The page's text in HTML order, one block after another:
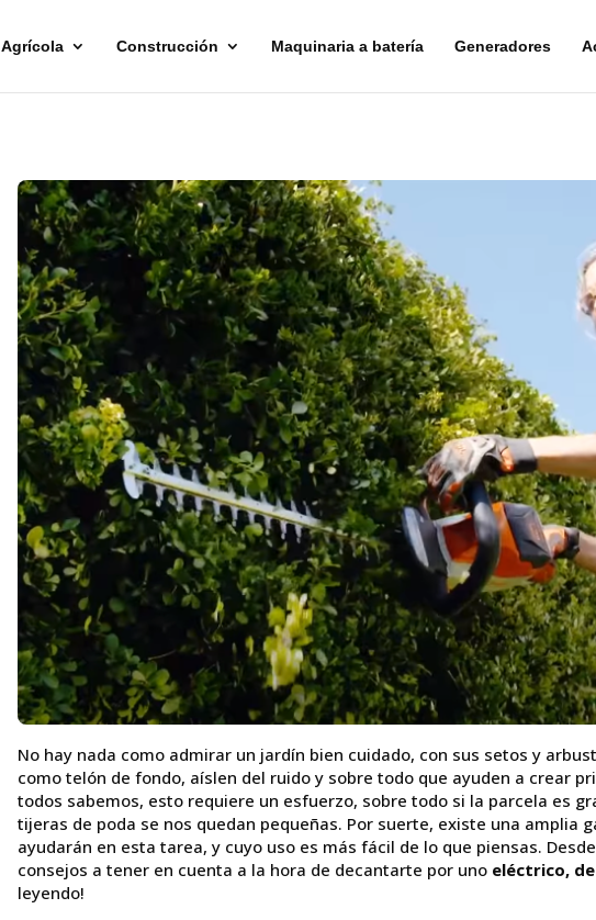
Agrícola Construcción Maquinaria a batería Generadores
No hay nada como admirar un jardín bien cuidado, con sus setos y
como telón de fondo, aíslen del ruido y sobre todo que ayuden a crear
todos sabemos, esto requiere un esfuerzo, sobre todo si la parcela es
tijeras de poda se nos quedan pequeñas. Por suerte, existe una amplia
ayudarán en esta tarea, y cuyo uso es más fácil de lo que piensas.
consejos a tener en cuenta a la hora de decantarte por unoeléctrico,
leyendo!